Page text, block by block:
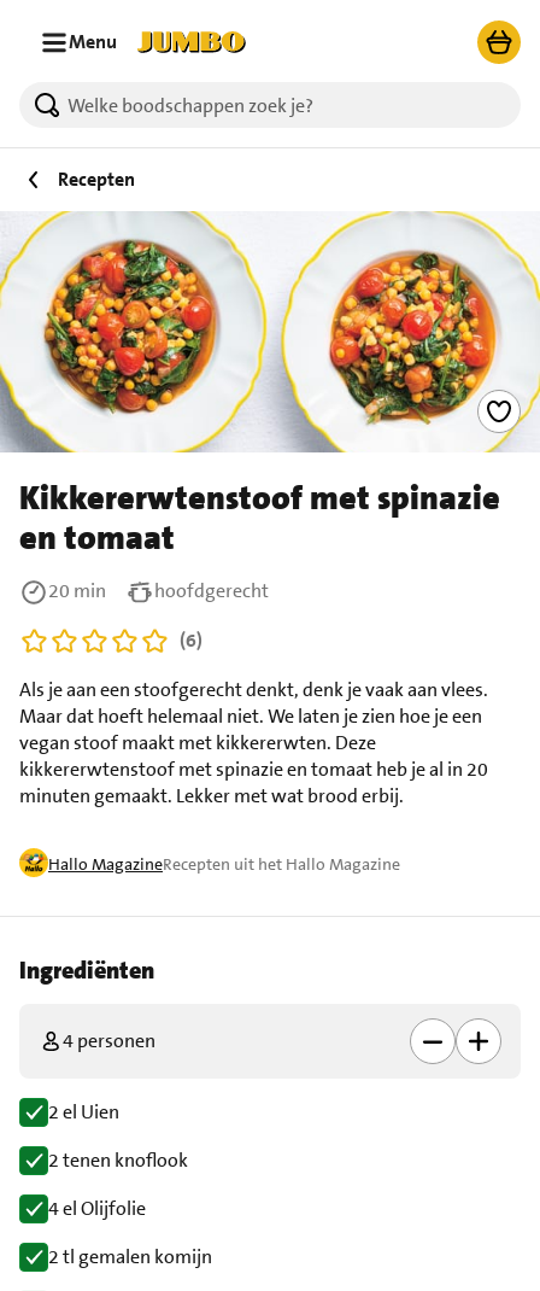
Menu
Recepten
Kikkererwtenstoof met spinazie
en tomaat
Hallo MagazineRecepten uit het Hallo Magazine
Als je aan een stoofgerecht denkt, denk je vaak aan vlees.
Maar dat hoeft helemaal niet. We laten je zien hoe je een
vegan stoof maakt met kikkererwten. Deze
kikkererwtenstoof met spinazie en tomaat heb je al in 20
minuten gemaakt. Lekker met wat brood erbij.
20 min
hoofdgerecht
(6)
Ingrediënten
4 personen
2 el Uien
2 tenen knoflook
4 el Olijfolie
2 tl gemalen komijn